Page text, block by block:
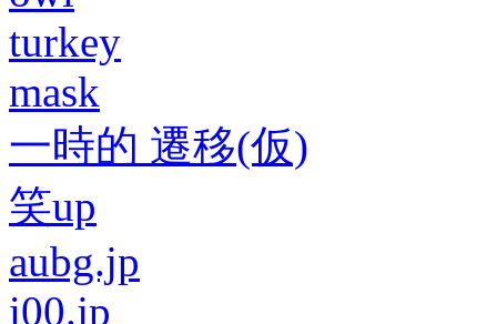
turkey
mask
一時的 遷移(仮)
笑up
aubg.jp
i00.jp